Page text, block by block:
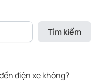
Tìm kiếm
điện xe không?